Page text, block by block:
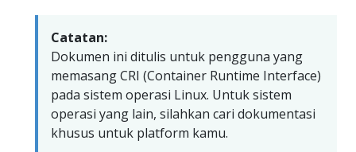
Catatan:
Dokumen ini ditulis untuk pengguna yang
memasang CRI (Container Runtime Interface)
pada sistem operasi Linux. Untuk sistem
operasi yang lain, silahkan cari dokumentasi
khusus untuk platform kamu.